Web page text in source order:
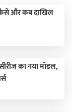
कैसे और कब दाखिल
का नया मॉडल,